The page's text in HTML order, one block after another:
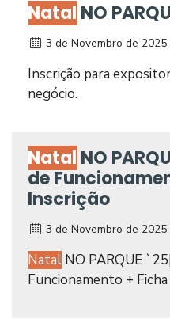
Natal NO
3 de Novembro de 2025
Inscrição para
negócio.
Natal NO
de
Inscrição
3 de Novembro de 2025
Natal NO PARQUE
Funcionamento +